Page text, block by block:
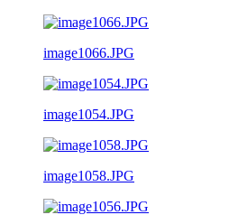
image1066.JPG
image1054.JPG
image1058.JPG